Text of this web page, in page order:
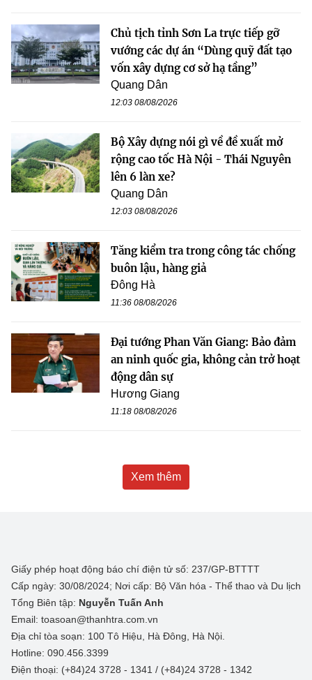
Chủ tịch tỉnh Sơn La trực tiếp gỡ
vướng các dự án “Dùng quỹ đất tạo
vốn xây dựng cơ sở hạ tầng”
Quang Dân
12:03 08/08/2026
Bộ Xây dựng nói gì về đề xuất mở
rộng cao tốc Hà Nội - Thái Nguyên
lên 6 làn xe?
Quang Dân
12:03 08/08/2026
Tăng kiểm tra trong công tác chống
buôn lậu, hàng giả
Đông Hà
11:36 08/08/2026
Đại tướng Phan Văn Giang: Bảo đảm
an ninh quốc gia, không cản trở hoạt
động dân sự
Hương Giang
11:18 08/08/2026
Xem thêm
Giấy phép hoạt động báo chí điện tử số: 237/GP-BTTTT
Cấp ngày: 30/08/2024; Nơi cấp: Bộ Văn hóa - Thể thao và Du lịch
Tổng Biên tập: Nguyễn Tuấn Anh
Email: toasoan@thanhtra.com.vn
Địa chỉ tòa soạn: 100 Tô Hiệu, Hà Đông, Hà Nội.
Hotline: 090.456.3399
Điện thoại: (+84)24 3728 - 1341 / (+84)24 3728 - 1342